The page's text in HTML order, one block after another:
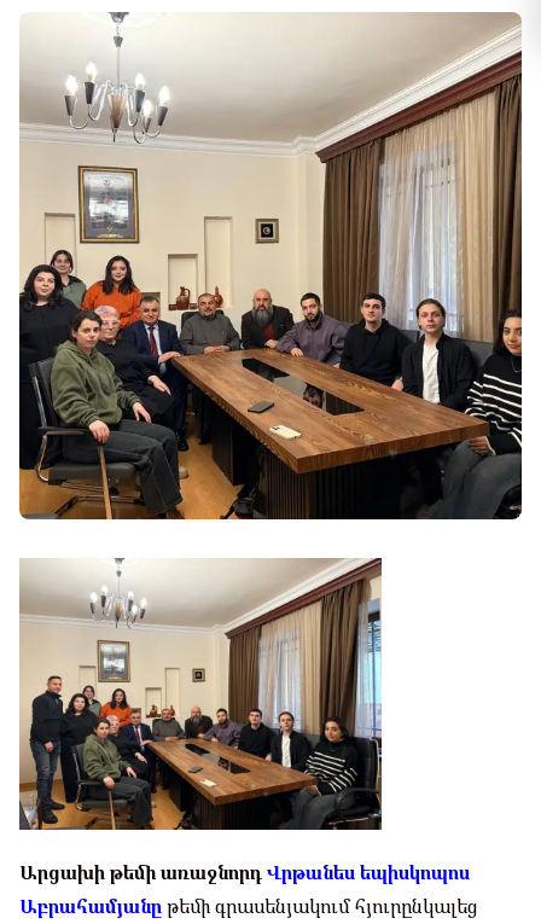
Արցախի թեմի առաջնորդ Վրթանես եպիսկոպոս
Աբրահամյանը թեմի գրասենյակում հյուրընկալեց